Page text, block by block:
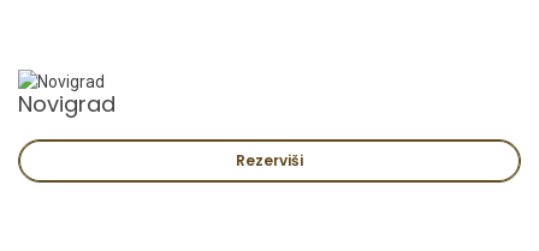
Novigrad
Rezerviši